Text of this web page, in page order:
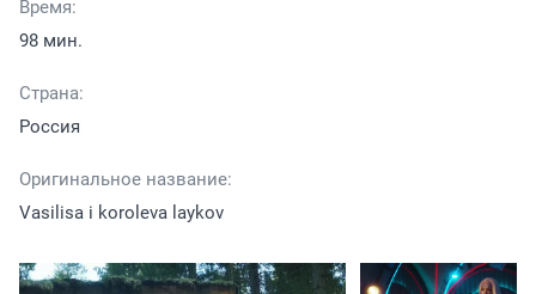
Время:
98 мин.
Страна:
Россия
Оригинальное название:
Vasilisa i koroleva laykov